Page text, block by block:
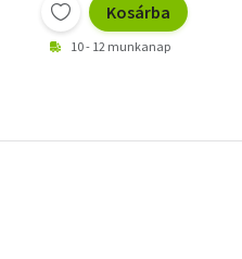
Kosárba
10 - 12 munkanap